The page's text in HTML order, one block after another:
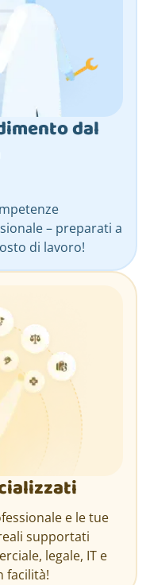
dal
– preparati a
di lavoro!
e le tue
supportati
legale, IT e
facilità!